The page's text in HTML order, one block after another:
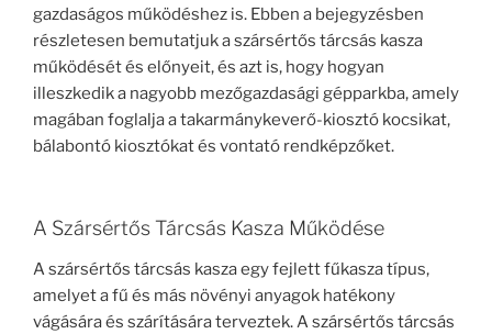
gazdaságos működéshez is. Ebben a bejegyzésben
részletesen bemutatjuk a szársértős tárcsás kasza
működését és előnyeit, és azt is, hogy hogyan
illeszkedik a nagyobb mezőgazdasági gépparkba, amely
magában foglalja a takarmánykeverő-kiosztó kocsikat,
bálabontó kiosztókat és vontató rendképzőket.
A Szársértős Tárcsás Kasza Működése
A szársértős tárcsás kasza egy fejlett fűkasza típus,
amelyet a fű és más növényi anyagok hatékony
vágására és szárítására terveztek. A szársértős tárcsás